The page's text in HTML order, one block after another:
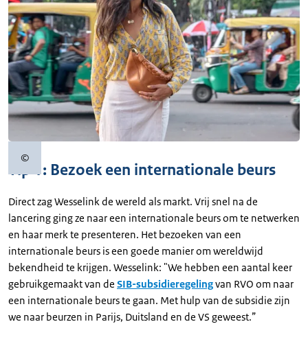
©Copyrightinformatie
Tip 1: Bezoek een internationale beurs
Direct zag Wesselink de wereld als markt. Vrij snel na de
lancering ging ze naar een internationale beurs om te netwerken
en haar merk te presenteren. Het bezoeken van een
internationale beurs is een goede manier om wereldwijd
bekendheid te krijgen. Wesselink: "We hebben een aantal keer
gebruikgemaakt van de SIB-subsidieregelingvan RVO om naar
een internationale beurs te gaan. Met hulp van de subsidie zijn
we naar beurzen in Parijs, Duitsland en de VS geweest.”